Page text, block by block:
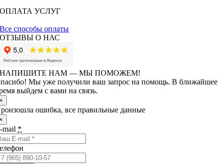
ОПЛАТА УСЛУГ
Все способы оплаты
ОТЗЫВЫ О НАС
НАПИШИТЕ НАМ — МЫ ПОМОЖЕМ!
Мы уже получили ваш запрос на помощь. В ближайшее
выйдем с вами на связь.
ошибка, все правильные данные
mail *